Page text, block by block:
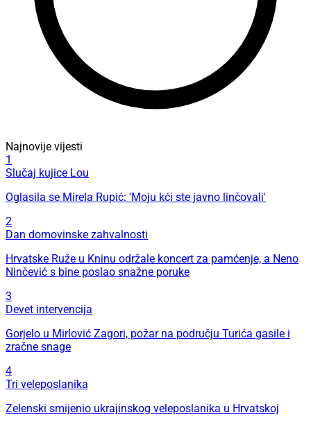
Najnovije vijesti
1
Slučaj kujice Lou
Oglasila se Mirela Rupić: 'Moju kći ste javno linčovali'
2
Dan domovinske zahvalnosti
Hrvatske Ruže u Kninu održale koncert za pamćenje, a Neno
Ninčević s bine poslao snažne poruke
3
Devet intervencija
Gorjelo u Mirlović Zagori, požar na području Turića gasile i
zračne snage
4
Tri veleposlanika
Zelenski smijenio ukrajinskog veleposlanika u Hrvatskoj